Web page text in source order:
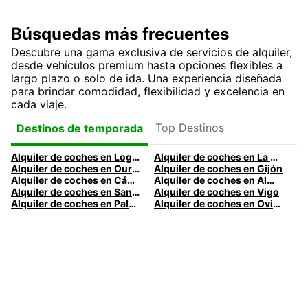
Búsquedas más frecuentes
Descubre una gama exclusiva de servicios de alquiler,
desde vehículos premium hasta opciones flexibles a
largo plazo o solo de ida. Una experiencia diseñada
para brindar comodidad, flexibilidad y excelencia en
cada viaje.
Destinos de temporada
Top Destinos
Alquiler de coches en Logroño
Alquiler de coches en La Coruña
Alquiler de coches en Ourense
Alquiler de coches en Gijón
Alquiler de coches en Cádiz
Alquiler de coches en Almería
Alquiler de coches en Santander
Alquiler de coches en Vigo
Alquiler de coches en Palma
Alquiler de coches en Oviedo